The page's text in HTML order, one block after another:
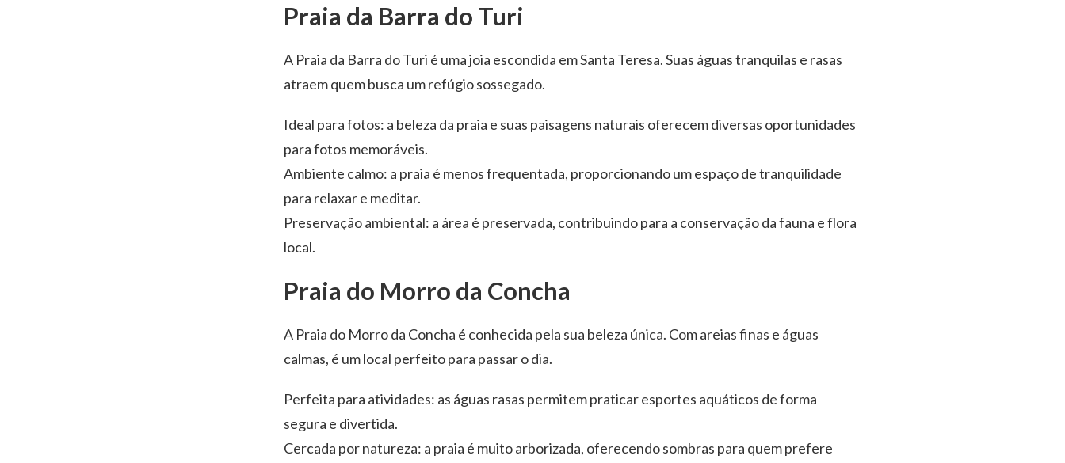
Praia da Barra do Turi
A Praia da Barra do Turi é uma joia escondida em Santa Teresa. Suas águas tranquilas e rasas
atraem quem busca um refúgio sossegado.
Ideal para fotos: a beleza da praia e suas paisagens naturais oferecem diversas oportunidades
para fotos memoráveis.
Ambiente calmo: a praia é menos frequentada, proporcionando um espaço de tranquilidade
para relaxar e meditar.
Preservação ambiental: a área é preservada, contribuindo para a conservação da fauna e flora
local.
Praia do Morro da Concha
A Praia do Morro da Concha é conhecida pela sua beleza única. Com areias finas e águas
calmas, é um local perfeito para passar o dia.
Perfeita para atividades: as águas rasas permitem praticar esportes aquáticos de forma
segura e divertida.
Cercada por natureza: a praia é muito arborizada, oferecendo sombras para quem prefere